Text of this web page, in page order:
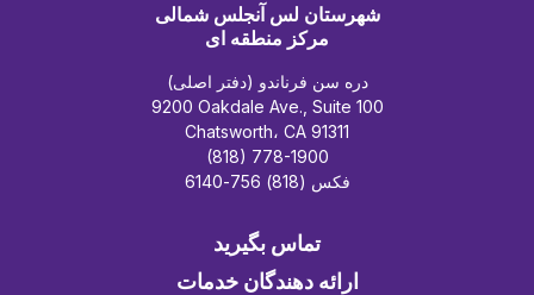
شهرستان لس آنجلس شمالی
مرکز منطقه ای
دره سن فرناندو (دفتر اصلی)
9200 Oakdale Ave., Suite 100
Chatsworth، CA 91311
(818) 778-1900
فکس (818) 756-6140
تماس بگیرید
ارائه دهندگان خدمات